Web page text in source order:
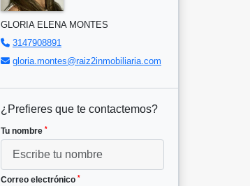
GLORIA ELENA MONTES
3147908891
gloria.montes@raiz2inmobiliaria.com
¿Prefieres que te contactemos?
Tu nombre *
Correo electrónico *